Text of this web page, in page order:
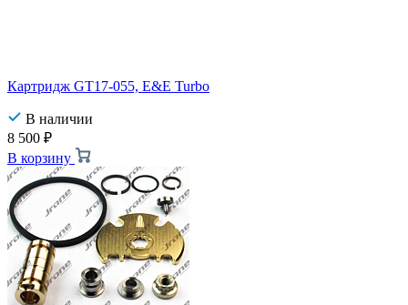
Картридж GT17-055, E&E Turbo
В наличии
8 500 ₽
В корзину